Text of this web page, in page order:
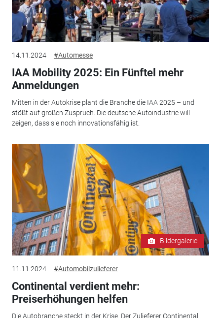
14.11.2024 #Automesse
IAA Mobility 2025: Ein Fünftel mehr
Anmeldungen
Mitten in der Autokrise plant die Branche die IAA 2025 – und
stößt auf großen Zuspruch. Die deutsche Autoindustrie will
zeigen, dass sie noch innovationsfähig ist.
Bildergalerie
11.11.2024 #Automobilzulieferer
Continental verdient mehr:
Preiserhöhungen helfen
Die Autobranche steckt in der Krise. Der Zulieferer Continental